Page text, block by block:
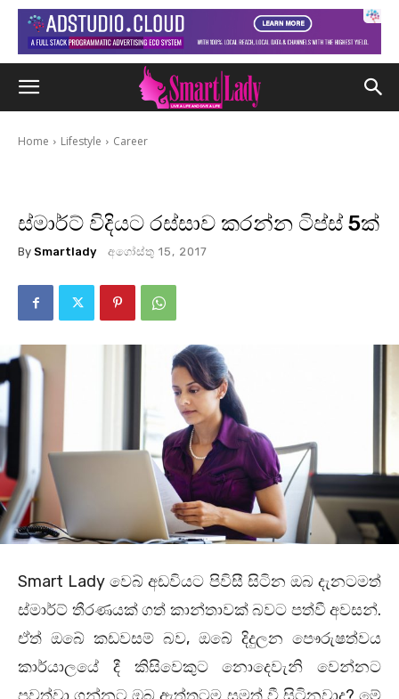
Home Lifestyle Career
ස්මාර්ට් විදියට රස්සාව කරන්න ටිප්ස් 5ක්
By Smartlady අගෝස්තු 15, 2017
Smart Lady වෙබ් අඩවියට පිවිසී සිටින ඔබ දැනටමත්
ස්මාර්ට් තීරණයක් ගත් කාන්තාවක් බවට පත්වී අවසන්.
ඒත් ඔබේ කඩවසම් බව, ඔබේ දිදුලන පෞරුෂත්වය
කාර්යාලයේ දී කිසිවෙකුට නොදෙවැනි වෙන්නට